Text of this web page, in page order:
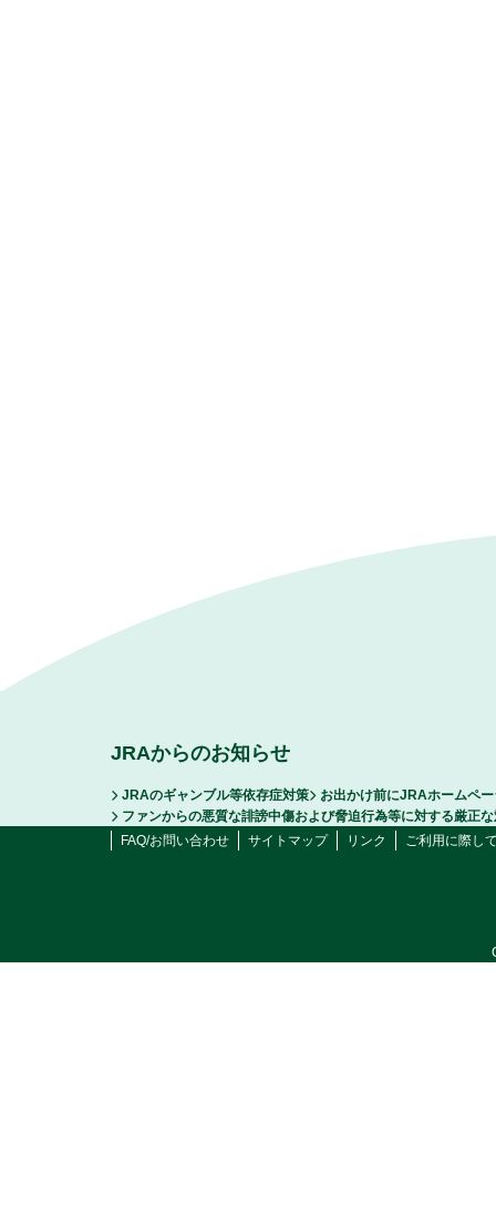
JRAからのお知らせ
JRAのギャンブル等依存症対策
お出かけ前にJRAホームペ
ファンからの悪質な誹謗中傷および脅迫行為等に対する厳正
FAQ/お問い合わせ
サイトマップ リンク ご利用に際し